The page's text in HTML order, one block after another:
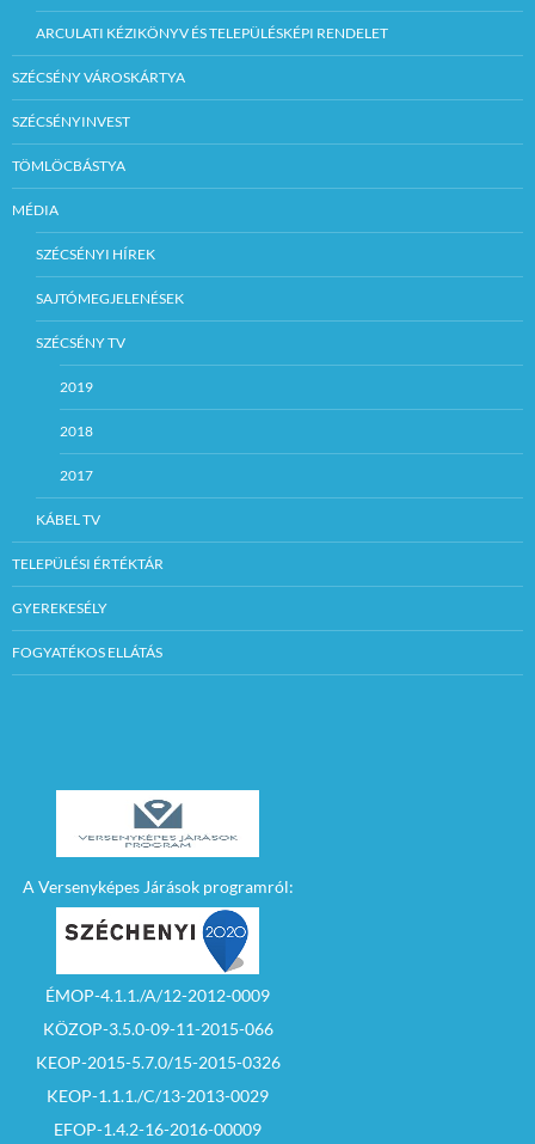
ARCULATI KÉZIKÖNYV ÉS TELEPÜLÉSKÉPI RENDELET
SZÉCSÉNY VÁROSKÁRTYA
SZÉCSÉNYINVEST
TÖMLÖCBÁSTYA
MÉDIA
SZÉCSÉNYI HÍREK
SAJTÓMEGJELENÉSEK
SZÉCSÉNY TV
2019
2018
2017
KÁBEL TV
TELEPÜLÉSI ÉRTÉKTÁR
GYEREKESÉLY
FOGYATÉKOS ELLÁTÁS
A Versenyképes Járások programról:
ÉMOP-4.1.1./A/12-2012-0009
KÖZOP-3.5.0-09-11-2015-066
KEOP-2015-5.7.0/15-2015-0326
KEOP-1.1.1./C/13-2013-0029
EFOP-1.4.2-16-2016-00009